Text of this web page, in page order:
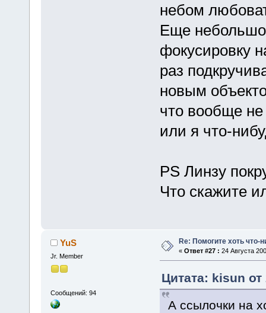
небом
Еще
фокусировку
раз
новым
что вообще
или я что-
PS Линзу
Что скажите
YuS
Jr. Member
Сообщений: 94
Re: Помогите хоть что-
« Ответ #27 : 24 Августа
Цитата: kisun от
А ссылочки на